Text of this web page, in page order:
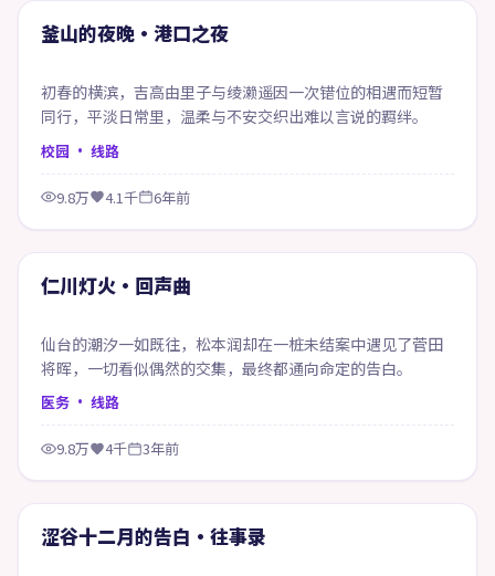
精选
釜山的夜晚·港口之夜
初春的横滨，吉高由里子与绫濑遥因一次错位的相遇而短暂
同行，平淡日常里，温柔与不安交织出难以言说的羁绊。
校园 · 线路
9.8万 4.1千 6年前
精选
仁川灯火·回声曲
仙台的潮汐一如既往，松本润却在一桩未结案中遇见了菅田
将晖，一切看似偶然的交集，最终都通向命定的告白。
医务 · 线路
9.8万 4千 3年前
精选
涩谷十二月的告白·往事录